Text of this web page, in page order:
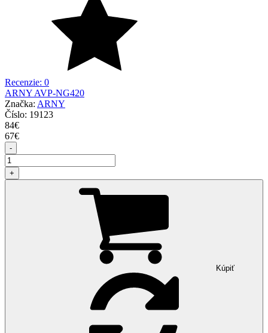
Recenzie: 0
ARNY AVP-NG420
Značka: ARNY
Číslo: 19123
84€
67€
-
+
Kúpiť